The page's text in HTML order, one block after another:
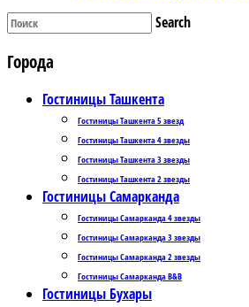
Search
Города
Гостиницы Ташкента
Гостиницы Ташкента 5 звезд
Гостиницы Ташкента 4 звезды
Гостиницы Ташкента 3 звезды
Гостиницы Ташкента 2 звезды
Гостиницы Самарканда
Гостиницы Самарканда 4 звезды
Гостиницы Самарканда 3 звезды
Гостиницы Самарканда 2 звезды
Гостиницы Самарканда B&B
Гостиницы Бухары